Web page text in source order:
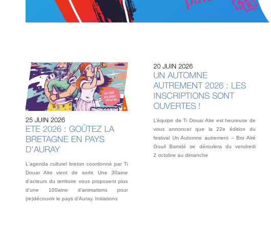
25 JUIN 2026
ETE 2026 : GOÛTEZ LA
BRETAGNE EN PAYS
D'AURAY
L'agenda culturel breton coordonné par Ti
Douar Alre vient de sortir. Une 30aine
d'acteurs du territoire vous proposent plus
d'une 100aine d'animations pour
(re)découvrir le pays d'Auray. Initiations
20 JUIN 2026
UN AUTOMNE
AUTREMENT 2026 : LES
INSCRIPTIONS SONT
OUVERTES !
L’équipe de Ti Douar Alre est heureuse de
vous annoncer que la 22e édition du
festival Un Automne autrement – Bro Alré
Gouil Bamdé se déroulera du vendredi
2 octobre au dimanche